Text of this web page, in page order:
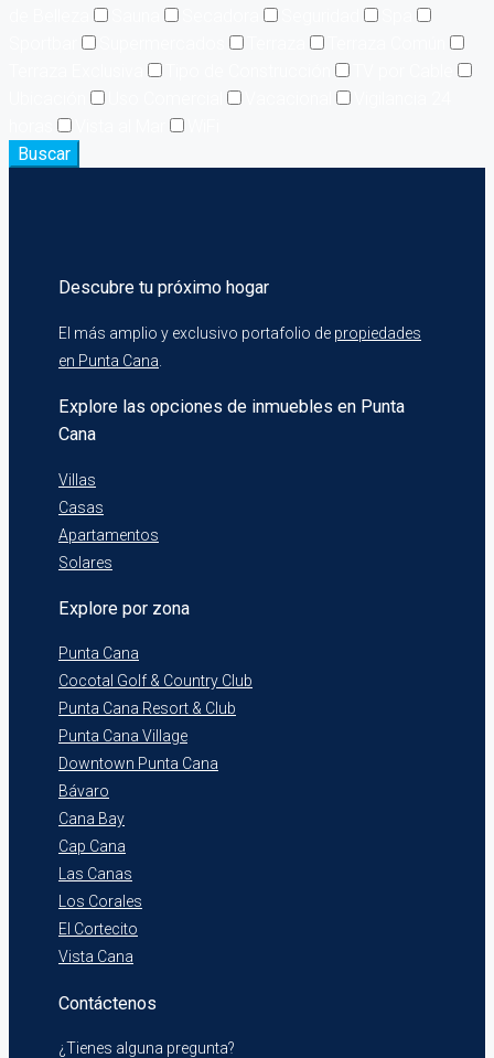
Buscar
Descubre tu próximo hogar
El más amplio y exclusivo portafolio de propiedades
en Punta Cana
Explore las opciones de inmuebles en Punta
Cana
Villas
Casas
Apartamentos
Solares
Explore por zona
Punta Cana
Cocotal Golf & Country Club
Punta Cana Resort & Club
Punta Cana Village
Downtown Punta Cana
Bávaro
Cana Bay
Cap Cana
Las Canas
Los Corales
El Cortecito
Vista Cana
Contáctenos
¿Tienes alguna pregunta?